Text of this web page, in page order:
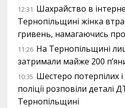
12:31 Шахрайство в
Тернопільщині жінка
гривень, намагаючись
11:26 На Тернопільщині
затримали майже 200
10:35 Шестеро потерпілих
поліції розповіли деталі
Тернопільщині